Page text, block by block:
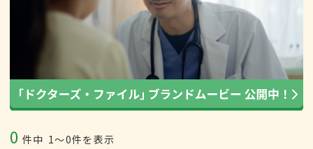
0 件中 1〜0件を表示